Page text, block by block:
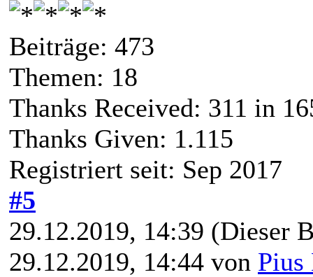
Beiträge: 473
Themen: 18
Thanks Received: 311 in
Thanks Given: 1.115
Registriert seit: Sep 2017
#5
29.12.2019, 14:39 (Dieser
29.12.2019, 14:44 von Pius